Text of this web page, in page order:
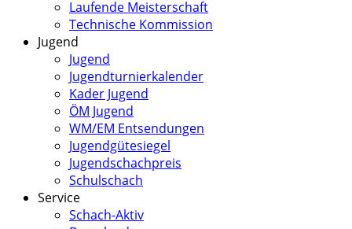
Laufende Meisterschaft
Technische Kommission
Jugend
Jugend
Jugendturnierkalender
Kader Jugend
ÖM Jugend
WM/EM Entsendungen
Jugendgütesiegel
Jugendschachpreis
Schulschach
Service
Schach-Aktiv